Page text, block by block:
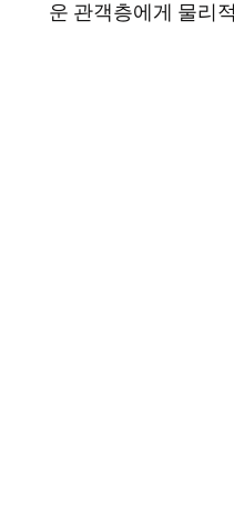
운 관객층에게 물리